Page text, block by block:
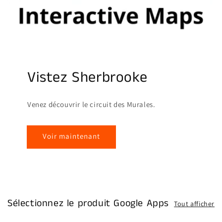
Vistez Sherbrooke
Venez découvrir le circuit des Murales.
Voir maintenant
Sélectionnez le produit Google Apps Tout afficher